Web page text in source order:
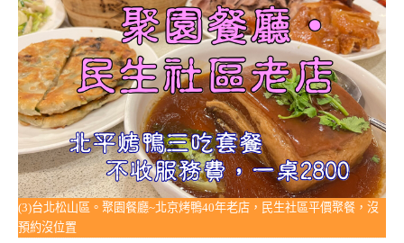
(3)台北松山區。聚園餐廳~北京烤鴨40年老店，民生社區平價聚餐，沒
預約沒位置